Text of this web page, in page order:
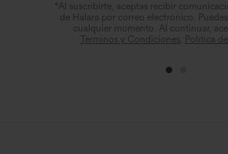
*Al suscribirte, aceptas recibir
de Halara por correo electrónico.
cualquier momento. Al continuar,
Términos y Condiciones , Política